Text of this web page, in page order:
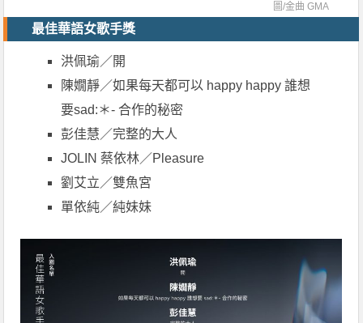
圖/金曲 GMA
最佳華語女歌手獎
洪佩瑜／開
陳嫺靜／如果每天都可以 happy happy 誰想
要sad:＊- 合作的秘密
彭佳慧／完整的大人
JOLIN 蔡依林／Pleasure
劉艾立／雙魚宮
單依純／純妹妹